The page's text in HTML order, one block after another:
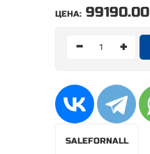
ЦЕНА: 99190.00
- +
SALEFORNALL